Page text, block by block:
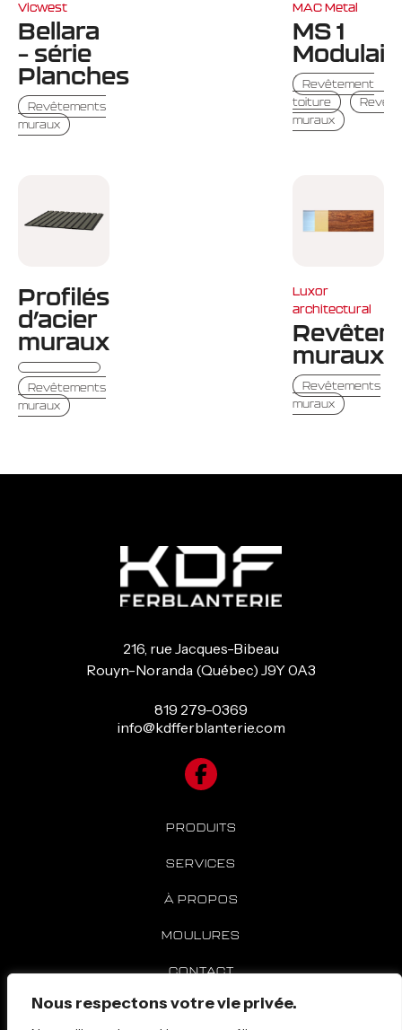
Nous respectons votre vie privée.
Vicwest
Bellara
– série
Planches
Revêtements
muraux
MAC Metal
MS 1
Revêtement
toiture
muraux
Profilés
d’acier
muraux
Revêtements
muraux
Luxor
architectural
muraux
Revêtements
muraux
216, rue Jacques-Bibeau
Rouyn-Noranda (Québec) J9Y 0A3
819 279-0369
info@kdfferblanterie.com
PRODUITS
SERVICES
À PROPOS
MOULURES
CONTACT
SOUMISSION